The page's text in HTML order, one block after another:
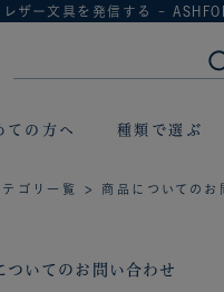
レザー文具を発信する -
ての方へ 種類で選ぶ
ゴリ一覧 > 商品についてのお
ついてのお問い合わせ